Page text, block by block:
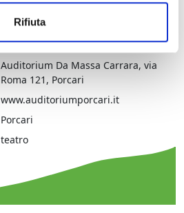
Rifiuta
Piana di Lucca
Auditorium Da Massa Carrara, via
Roma 121, Porcari
www.auditoriumporcari.it
Porcari
teatro